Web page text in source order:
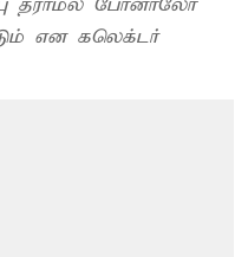
தராமல் போனாலோ
என கலெக்டர்